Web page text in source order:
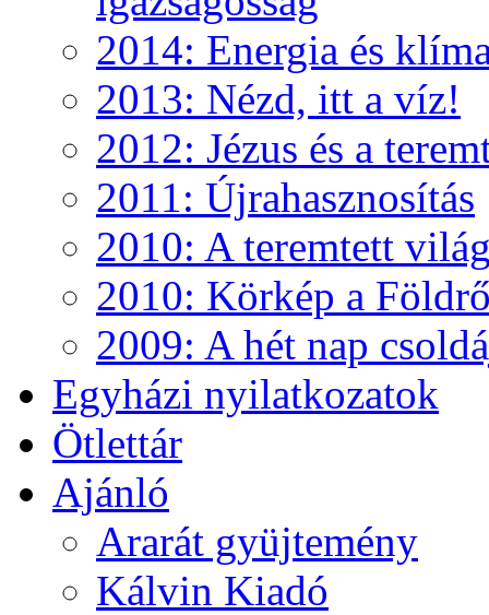
2014: Energia és
2013: Nézd, itt a víz!
2012: Jézus és a
2011: Újrahasznosítás
2010: A teremtett
2010: Körkép a
2009: A hét nap
Egyházi nyilatkozatok
Ötlettár
Ajánló
Ararát gyüjtemény
Kálvin Kiadó